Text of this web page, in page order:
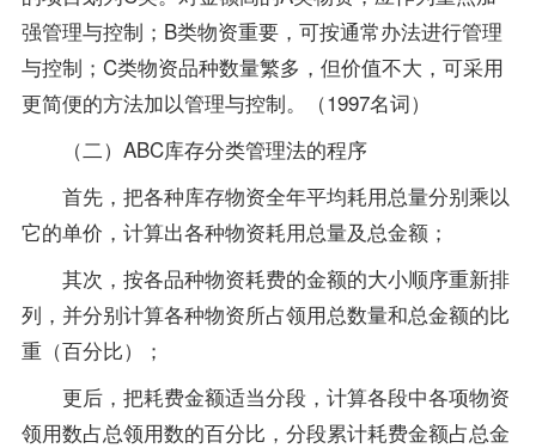
强管理与控制；B类物资重要，可按通常办法进行管理
与控制；C类物资品种数量繁多，但价值不大，可采用
更简便的方法加以管理与控制。（1997名词）
（二）ABC库存分类管理法的程序
首先，把各种库存物资全年平均耗用总量分别乘以
它的单价，计算出各种物资耗用总量及总金额；
其次，按各品种物资耗费的金额的大小顺序重新排
列，并分别计算各种物资所占领用总数量和总金额的比
重（百分比）；
更后，把耗费金额适当分段，计算各段中各项物资
领用数占总领用数的百分比，分段累计耗费金额占总金